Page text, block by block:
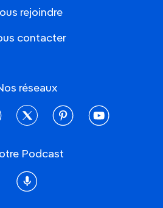
rejoindre
contacter
réseaux
twitter pinterestyoutube
Podcast
Podcast